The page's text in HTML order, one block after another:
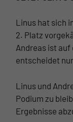
Linus hat sich
2. Platz
Andreas ist auf
entscheidet
Linus und
Podium zu
Ergebnisse